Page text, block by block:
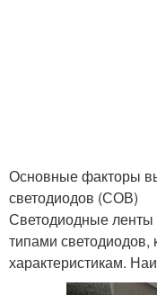
Основные факторы
светодиодов (СОВ)
Светодиодные ленты
типами светодиодов,
характеристикам.